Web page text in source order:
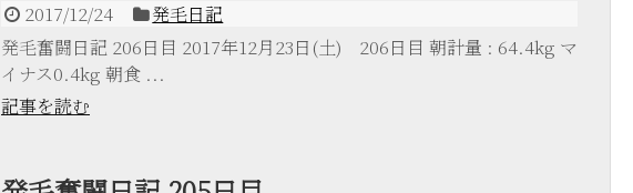
2017/12/24
発毛日記
発毛奮闘日記 206日目 2017年12月23日(土) 206日目 朝計量 : 64.4kg マ
イナス0.4kg 朝食 ...
記事を読む